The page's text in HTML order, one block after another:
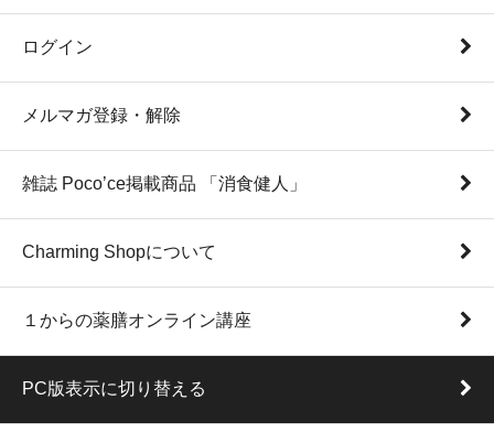
ログイン
メルマガ登録・解除
雑誌 Poco’ce掲載商品 「消食健人」
Charming Shopについて
１からの薬膳オンライン講座
PC版表示に切り替える